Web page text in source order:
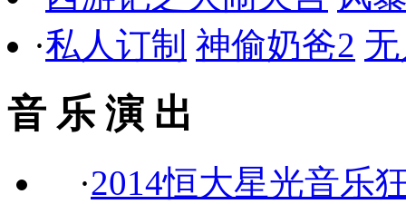
·私人订制 神偷奶爸2
音 乐 演 出
·2014恒大星光音乐